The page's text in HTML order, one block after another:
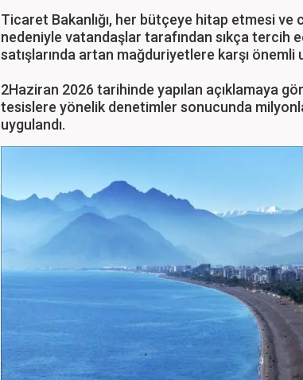
Ticaret Bakanlığı, her bütçeye hitap etmesi
nedeniyle vatandaşlar tarafından sıkça tercih
satışlarında artan mağduriyetlere karşı önemli
2Haziran 2026 tarihinde yapılan açıklamaya
tesislere yönelik denetimler sonucunda
uygulandı.